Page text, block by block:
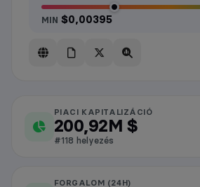
MIN $0,00395
JasmyCoin piaci adatok
PIACI KAPITALIZÁCIÓ
200,92M $
#118 helyezés
FORGALOM (24H)